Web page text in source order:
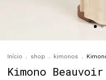
Início . shop . kimonos .
Kimono Beauvoir